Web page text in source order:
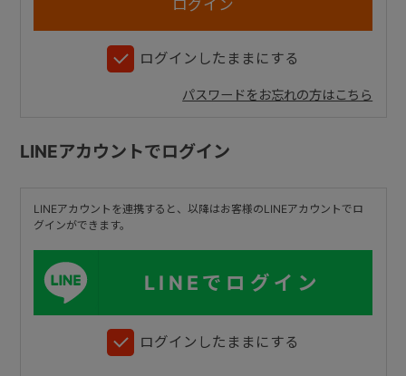
ログインしたままにする
パスワードをお忘れの方はこちら
LINEアカウントでログイン
LINEアカウントを連携すると、以降はお客様のLINEアカウントでロ
グインができます。
LINEでログイン
ログインしたままにする